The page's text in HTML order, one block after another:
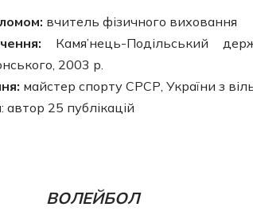
вчитель фізичного виховання
Камя’нець-Подільський
2003 р.
майстер спорту СРСР, України з
автор 25 публікацій
ВОЛЕЙБОЛ